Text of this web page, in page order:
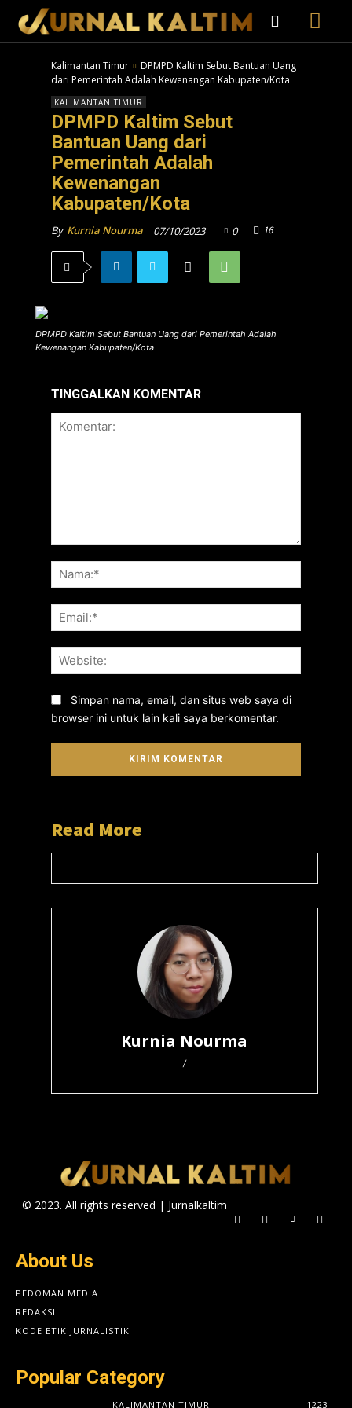
Kalimantan Timur
DPMPD Kaltim Sebut Bantuan Uang
dari Pemerintah Adalah Kewenangan Kabupaten/Kota
KALIMANTAN TIMUR
DPMPD Kaltim Sebut
Bantuan Uang dari
Pemerintah Adalah
Kewenangan
Kabupaten/Kota
By Kurnia Nourma 07/10/2023 0 16
DPMPD Kaltim Sebut Bantuan Uang dari Pemerintah Adalah
Kewenangan Kabupaten/Kota
TINGGALKAN KOMENTAR
Simpan nama, email, dan situs web saya di
browser ini untuk lain kali saya berkomentar.
Read More
Kurnia Nourma
/
© 2023. All rights reserved | Jurnalkaltim
About Us
PEDOMAN MEDIA
REDAKSI
KODE ETIK JURNALISTIK
Popular Category
KALIMANTAN TIMUR 1223